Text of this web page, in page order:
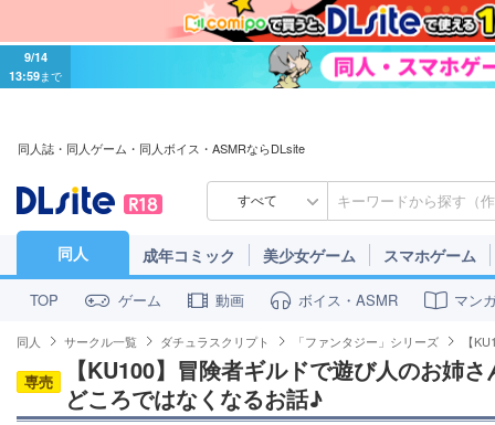
9/14
13:59まで
同人誌・同人ゲーム・同人ボイス・ASMRならDLsite
すべて
同人 成年コミック 美少女ゲーム スマホゲーム
TOP ゲーム 動画 ボイス・ASMR マン
同人 サークル一覧 ダチュラスクリプト 「ファンタジー」シリーズ 【
専売
【KU100】冒険者ギルドで遊び人のお姉
どころではなくなるお話♪